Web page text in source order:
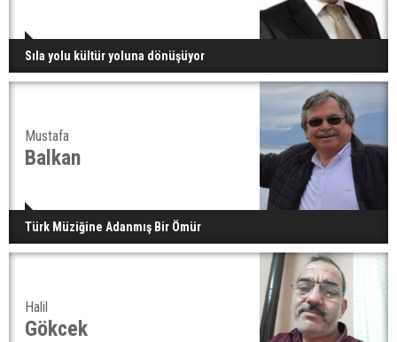
Sıla yolu kültür yoluna dönüşüyor
Mustafa
Balkan
Türk Müziğine Adanmış Bir Ömür
Halil
Gökcek